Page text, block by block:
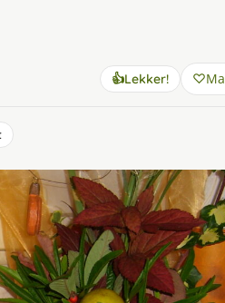
👍Lekker!